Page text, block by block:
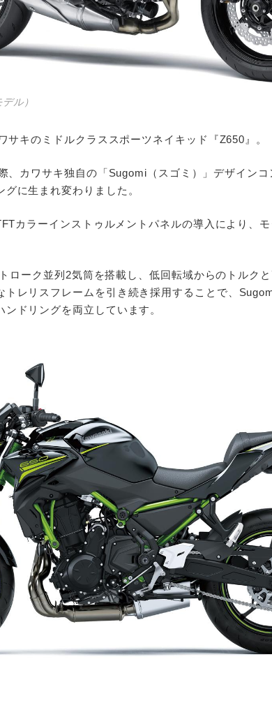
ル）
サキのミドルクラススポーツネイキッド『Z650』。
、カワサキ独自の「Sugomi（スゴミ）」デザイン
に生まれ変わりました。
カラーインストゥルメントパネルの導入により、
ローク並列2気筒を搭載し、低回転域からのトルク
トレリスフレームを引き続き採用することで、
ドリングを両立しています。